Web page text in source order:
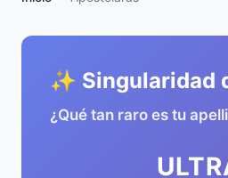
✨ Singularidad
¿Qué tan raro es tu